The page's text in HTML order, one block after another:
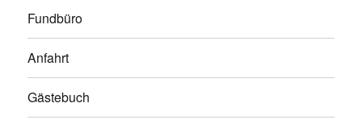
Fundbüro
Anfahrt
Gästebuch